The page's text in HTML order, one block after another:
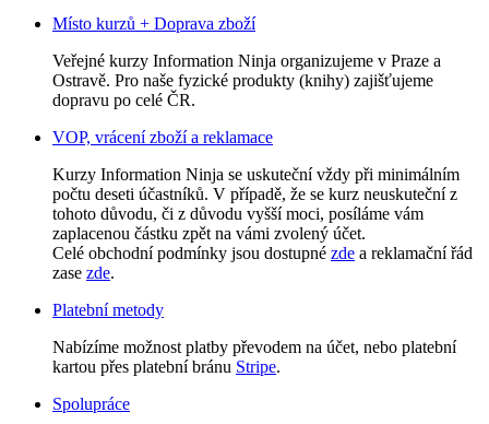
Místo kurzů + Doprava zboží
Veřejné kurzy Information Ninja organizujeme v Praze a
Ostravě. Pro naše fyzické produkty (knihy) zajišťujeme
dopravu po celé ČR.
VOP, vrácení zboží a reklamace
Kurzy Information Ninja se uskuteční vždy při minimálním
počtu deseti účastníků. V případě, že se kurz neuskuteční z
tohoto důvodu, či z důvodu vyšší moci, posíláme vám
zaplacenou částku zpět na vámi zvolený účet.
Celé obchodní podmínky jsou dostupné zde a reklamační řád
zase zde.
Platební metody
Nabízíme možnost platby převodem na účet, nebo platební
kartou přes platební bránu Stripe.
Spolupráce